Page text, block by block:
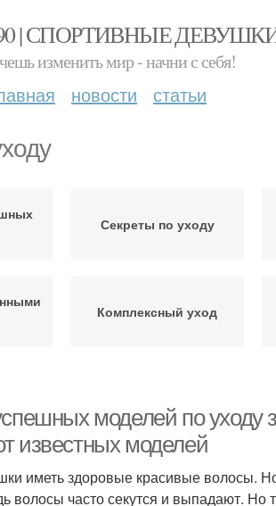
90 | СПОРТИВНЫЕ
изменить мир - начни с себя!
новости статьи
Секреты по уходу
Комплексный уход
моделей по уходу
известных моделей
иметь здоровые красивые волосы.
волосы часто секутся и выпадают. Но